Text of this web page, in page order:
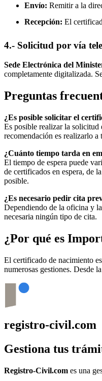
Envío: Remitir a la
Recepción: El
4.- Solicitud por vía
Sede Electrónica del
completamente digitalizada.
Preguntas
¿Es posible solicitar el
Es posible realizar la solicitud
recomendación es realizarlo a
¿Cuánto tiempo tarda en
El tiempo de espera puede
de certificados en espera, de
posible.
¿Es necesario pedir cita
Dependiendo de la oficina y
necesaria ningún tipo de cita.
¿Por qué es
El certificado de nacimiento
numerosas gestiones. Desde
registro-civil.com
Gestiona tus
Registro-Civil.com es una